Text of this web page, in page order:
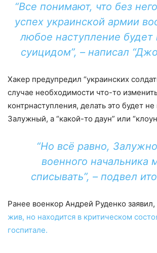
“Все понимают, что без
успех украинской армии
любое наступление
суицидом”, – написал
Хакер предупредил “украинских
случае необходимости что-то
контрнаступления, делать это будет не
Залужный, а “какой-то даун” или
“Но всё равно,
военного начальника
списывать”, – подвел
Ранее военкор Андрей Руденко заявил,
жив, но находится в критическом
госпитале.